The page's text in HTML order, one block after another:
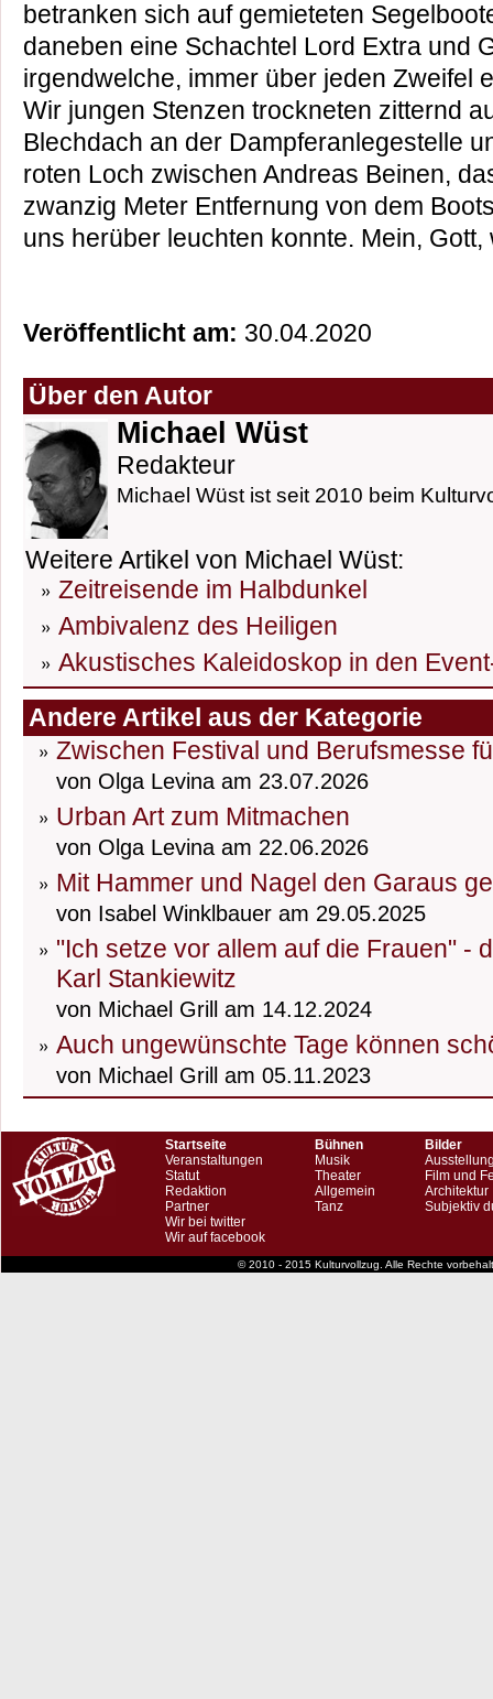
betranken sich auf gemieteten
daneben eine Schachtel Lord Extra und
irgendwelche, immer über jeden Zweifel
Wir jungen Stenzen trockneten zitternd
Blechdach an der Dampferanlegestelle
roten Loch zwischen Andreas Beinen,
zwanzig Meter Entfernung von dem
uns herüber leuchten konnte. Mein,
Veröffentlicht am: 30.04.2020
Über den Autor
Michael Wüst
Redakteur
Michael Wüst ist seit 2010 beim
Weitere Artikel von Michael Wüst:
Zeitreisende im Halbdunkel
Ambivalenz des Heiligen
Akustisches Kaleidoskop in den
Andere Artikel aus der Kategorie
Zwischen Festival und Berufsmesse
von Olga Levina am 23.07.2026
Urban Art zum Mitmachen
von Olga Levina am 22.06.2026
Mit Hammer und Nagel den Garaus
von Isabel Winklbauer am 29.05.2025
"Ich setze vor allem auf die Frauen" -
Karl Stankiewitz
von Michael Grill am 14.12.2024
Auch ungewünschte Tage können
von Michael Grill am 05.11.2023
Startseite
Veranstaltungen
Statut
Redaktion
Partner
Wir bei twitter
Wir auf facebook
Bühnen
Musik
Theater
Allgemein
Tanz
Bilder
Film und
Architektur
Subjektiv
© 2010 - 2015 Kulturvollzug. Alle Rechte